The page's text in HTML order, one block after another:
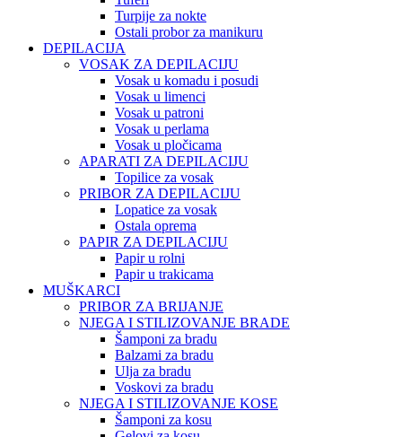
Turpije za nokte
Ostali probor za manikuru
DEPILACIJA
VOSAK ZA DEPILACIJU
Vosak u komadu i posudi
Vosak u limenci
Vosak u patroni
Vosak u perlama
Vosak u pločicama
APARATI ZA DEPILACIJU
Topilice za vosak
PRIBOR ZA DEPILACIJU
Lopatice za vosak
Ostala oprema
PAPIR ZA DEPILACIJU
Papir u rolni
Papir u trakicama
MUŠKARCI
PRIBOR ZA BRIJANJE
NJEGA I STILIZOVANJE BRADE
Šamponi za bradu
Balzami za bradu
Ulja za bradu
Voskovi za bradu
NJEGA I STILIZOVANJE KOSE
Šamponi za kosu